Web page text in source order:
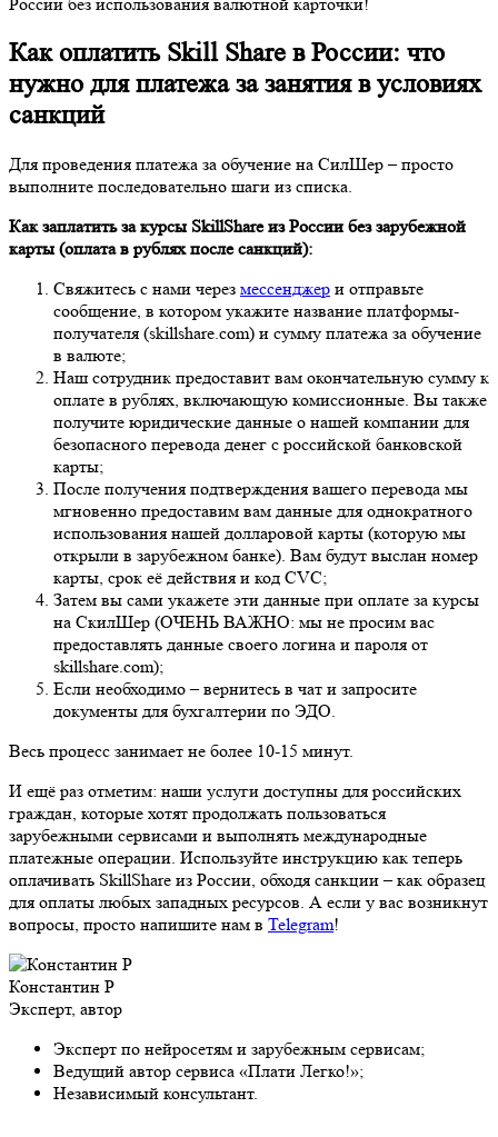
России без использования валютной карточки!
Как оплатить Skill Share в России: что
нужно для платежа за занятия в условиях
санкций
Для проведения платежа за обучение на СилШер – просто
выполните последовательно шаги из списка.
Как заплатить за курсы SkillShareиз России без зарубежной
карты (оплата в рублях после санкций):
Свяжитесь с нами через мессенджер и отправьте
сообщение, в котором укажите название платформы-
получателя (skillshare.com) и сумму платежа за обучение
в валюте;
Наш сотрудник предоставит вам окончательную сумму к
оплате в рублях, включающую комиссионные. Вы также
получите юридические данные о нашей компании для
безопасного перевода денег с российской банковской
карты;
После получения подтверждения вашего перевода мы
мгновенно предоставим вам данные для однократного
использования нашей долларовой карты (которую мы
открыли в зарубежном банке). Вам будут выслан номер
карты, срок её действия и код CVC;
Затем вы сами укажете эти данные при оплате за курсы
на СкилШер (ОЧЕНЬ ВАЖНО: мы не просим вас
предоставлять данные своего логина и пароля от
skillshare.com);
Если необходимо – вернитесь в чат и запросите
документы для бухгалтерии по ЭДО.
Весь процесс занимает не более 10-15 минут.
И ещё раз отметим: наши услуги доступны для российских
граждан, которые хотят продолжать пользоваться
зарубежными сервисами и выполнять международные
платежные операции. Используйте инструкцию как теперь
оплачивать SkillShare из России, обходя санкции – как образец
для оплаты любых западных ресурсов. А если у вас возникнут
вопросы, просто напишите нам в Telegram!
Константин Р
Эксперт, автор
Эксперт по нейросетям и зарубежным сервисам;
Ведущий автор сервиса «Плати Легко!»;
Независимый консультант.